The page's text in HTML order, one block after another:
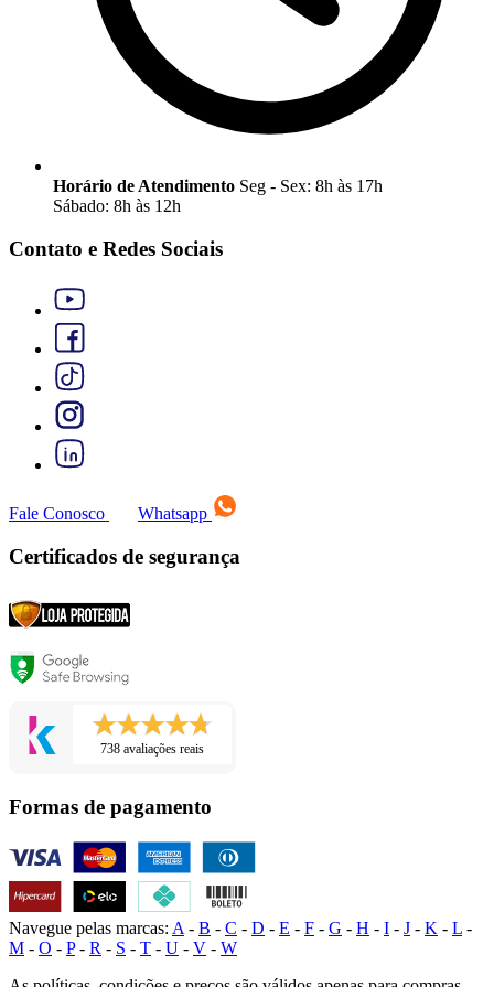
Horário de Atendimento Seg - Sex: 8h às 17h
Sábado: 8h às 12h
Contato e Redes Sociais
Fale Conosco Whatsapp
Certificados de segurança
738 avaliações reais
Formas de pagamento
Navegue pelas marcas: A - B - C - D - E - F - G - H - I - J - K - L -
M - O - P- R - S - T - U - V - W